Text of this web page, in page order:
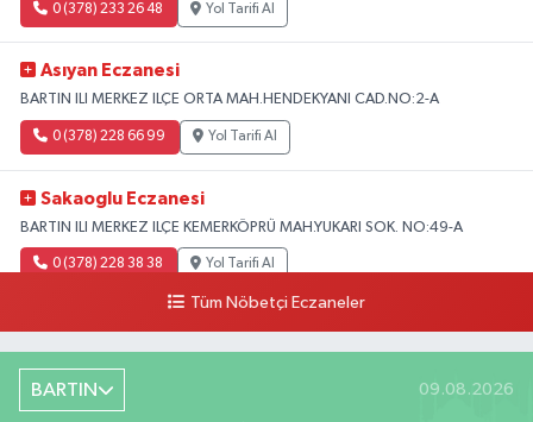
0 (378) 233 26 48 Yol Tarifi Al
Asıyan Eczanesi
BARTIN ILI MERKEZ ILÇE ORTA MAH.HENDEKYANI CAD.NO:2-A
0 (378) 228 66 99 Yol Tarifi Al
Sakaoglu Eczanesi
BARTIN ILI MERKEZ ILÇE KEMERKÖPRÜ MAH.YUKARI SOK. NO:49-A
0 (378) 228 38 38 Yol Tarifi Al
Tüm Nöbetçi Eczaneler
BARTIN 09.08.2026